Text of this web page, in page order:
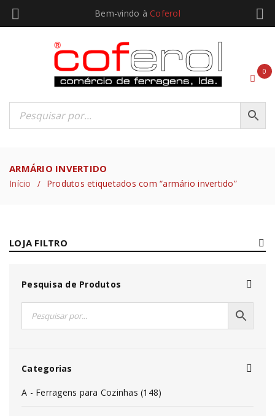
Bem-vindo à Coferol
0
ARMÁRIO INVERTIDO
Início / Produtos etiquetados com “armário invertido”
LOJA FILTRO
Pesquisa de Produtos
Categorias
A - Ferragens para Cozinhas (148)